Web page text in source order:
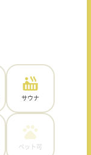
サウナ
ペット可